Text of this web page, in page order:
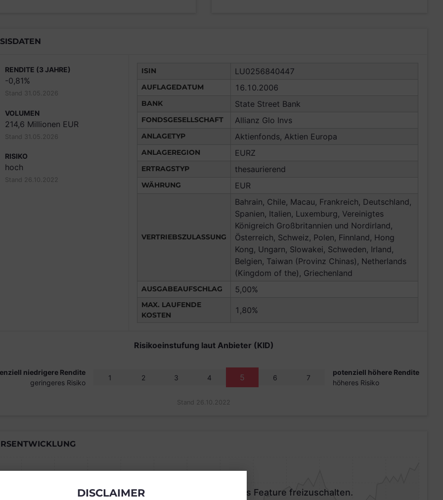
RENDITE (3 JAHRE)
-0,81%
Stand 31.05.2026
VOLUMEN
214,6 Millionen EUR
Stand 31.05.2026
RISIKO
hoch
Stand 26.10.2022
ISIN LU0256840447
AUFLAGEDATUM 16.10.2006
BANK State Street Bank
FONDSGESELLSCHAFT Allianz Glo Invs
ANLAGETYP Aktienfonds, Aktien Europa
ANLAGEREGION EURZ
ERTRAGSTYP thesaurierend
WÄHRUNG EUR
VERTRIEBSZULASSUNG
Bahrain, Chile, Macau, Frankreich, Deutschland,
Spanien, Italien, Luxemburg, Vereinigtes
Königreich Großbritannien und Nordirland,
Österreich, Schweiz, Polen, Finnland, Hong
Kong, Ungarn, Slowakei, Schweden, Irland,
Belgien, Taiwan (Provinz Chinas), Netherlands
(Kingdom of the), Griechenland
AUSGABEAUFSCHLAG 5,00%
MAX. LAUFENDE
KOSTEN
1,80%
Risikoeinstufung laut Anbieter (KID)
niedrigere Rendite
geringeres Risiko
1 2 3 4 5 6 7
potenziell höhere Rendite
höheres Risiko
Stand 26.10.2022
Einfach und kostenlos registrieren, um dieses Feature freizuschalten.
DISCLAIMER